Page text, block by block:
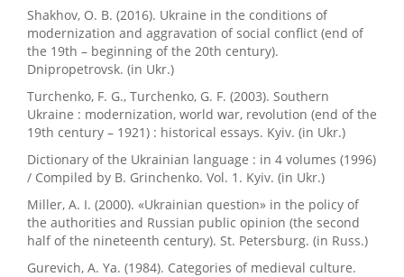
Shakhov, O. B. (2016). Ukraine in the conditions of
modernization and aggravation of social conflict (end of
the 19th – beginning of the 20th century).
Dnipropetrovsk. (in Ukr.)
Turchenko, F. G., Turchenko, G. F. (2003). Southern
Ukraine : modernization, world war, revolution (end of the
19th century – 1921) : historical essays. Kyiv. (in Ukr.)
Dictionary of the Ukrainian language : in 4 volumes (1996)
/ Compiled by В. Grinchenko. Vol. 1. Kyiv. (in Ukr.)
Miller, A. I. (2000). «Ukrainian question» in the policy of
the authorities and Russian public opinion (the second
half of the nineteenth century). St. Petersburg. (in Russ.)
Gurevich, A. Ya. (1984). Categories of medieval culture.